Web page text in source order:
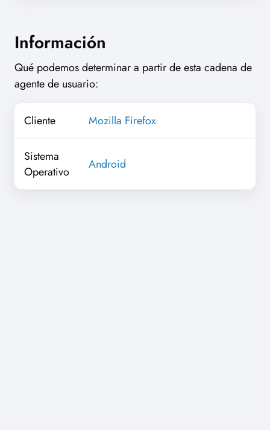
Información
Qué podemos determinar a partir de esta cadena de
agente de usuario:
Cliente Mozilla Firefox
Sistema
Operativo
Android